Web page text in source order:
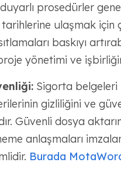
prosedürler
tarihlerine ulaşmak
baskıyı
yönetimi ve
Sigorta belgeleri
gizliliğini ve
Güvenli dosya
anlaşmaları
Burada